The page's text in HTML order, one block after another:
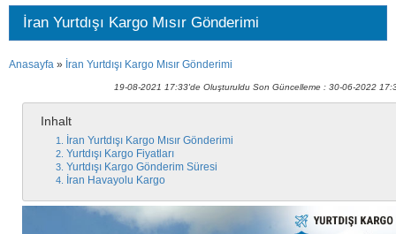
İran Yurtdışı Kargo Mısır Gönderimi
Anasayfa » İran Yurtdışı Kargo Mısır Gönderimi
19-08-2021 17:33'de Oluşturuldu Son Güncelleme : 30-06-2022
Inhalt
İran Yurtdışı Kargo Mısır Gönderimi
Yurtdışı Kargo Fiyatları
Yurtdışı Kargo Gönderim Süresi
İran Havayolu Kargo